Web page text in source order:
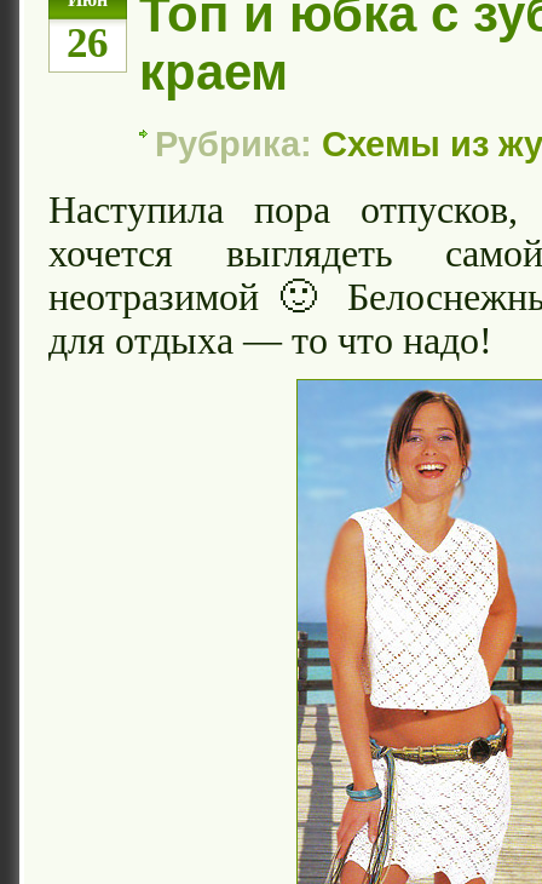
26
Топ и юбка с
краем
Рубрика: Схемы из
Наступила пора
хочется выглядеть
неотразимой 🙂
для отдыха — то что надо!